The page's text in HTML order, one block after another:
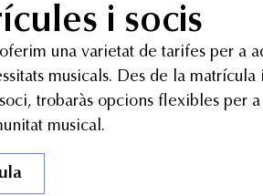
i socis
una varietat de tarifes per a
musicals. Des de la
trobaràs opcions flexibles per
musical.